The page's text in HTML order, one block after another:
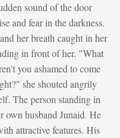
sound of the door
and fear in the darkness.
her breath caught in her
in front of her. "What
you ashamed to come
she shouted angrily
The person standing in
own husband Junaid. He
attractive features. His